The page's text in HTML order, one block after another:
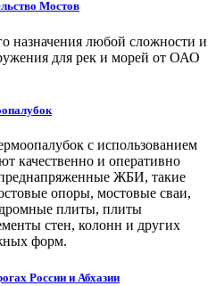
Мостов
назначения любой сложности и
для рек и морей от ОАО
с использованием
качественно и оперативно
ЖБИ, такие
опоры, мостовые сваи,
плиты, плиты
стен, колонн и других
форм.
России и Абхазии